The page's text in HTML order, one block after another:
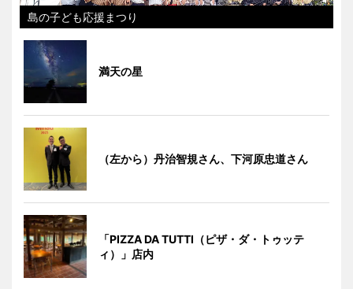
島の子ども応援まつり
満天の星
（左から）丹治智規さん、下河原忠道さん
「PIZZA DA TUTTI（ピザ・ダ・トゥッテ
ィ）」店内